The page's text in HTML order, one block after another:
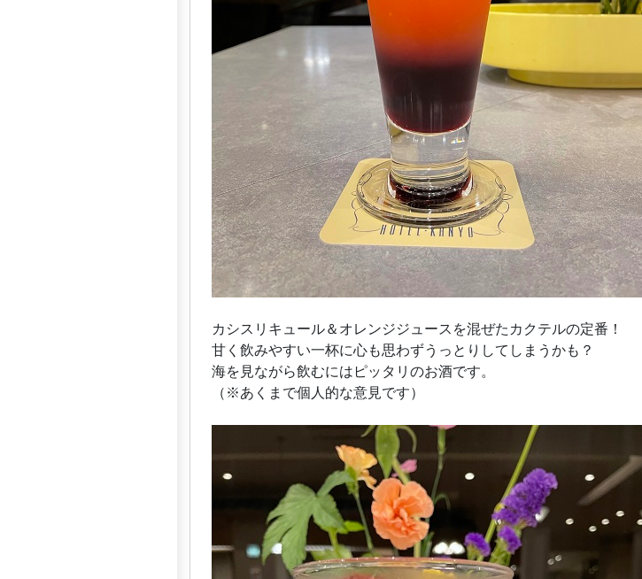
カシスリキュール＆オレンジジュースを混ぜたカクテルの定番！
甘く飲みやすい一杯に心も思わずうっとりしてしまうかも？
海を見ながら飲むにはピッタリのお酒です。
（※あくまで個人的な意見です）